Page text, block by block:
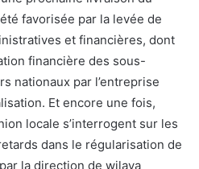
favorisée par la levée de
et financières, dont
financière des sous-
nationaux par l’entreprise
Et encore une fois,
locale s’interrogent sur les
dans le régularisation de
la direction de wilaya